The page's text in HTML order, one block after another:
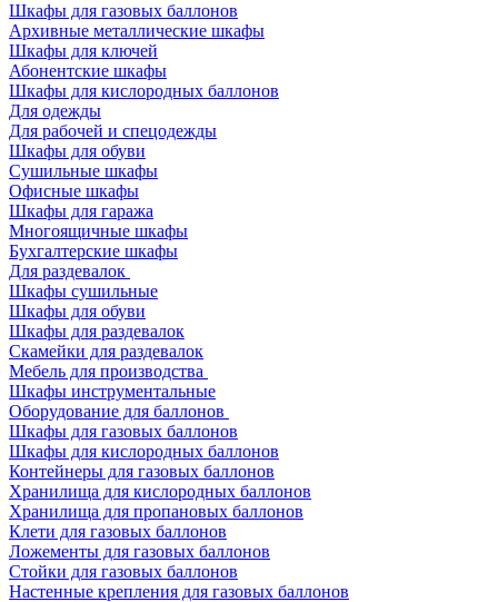
Шкафы для газовых баллонов
Архивные металлические шкафы
Шкафы для ключей
Абонентские шкафы
Шкафы для кислородных баллонов
Для одежды
Для рабочей и спецодежды
Шкафы для обуви
Сушильные шкафы
Офисные шкафы
Шкафы для гаража
Многоящичные шкафы
Бухгалтерские шкафы
Для раздевалок
Шкафы сушильные
Шкафы для обуви
Шкафы для раздевалок
Скамейки для раздевалок
Мебель для производства
Шкафы инструментальные
Оборудование для баллонов
Шкафы для газовых баллонов
Шкафы для кислородных баллонов
Контейнеры для газовых баллонов
Хранилища для кислородных баллонов
Хранилища для пропановых баллонов
Клети для газовых баллонов
Ложементы для газовых баллонов
Стойки для газовых баллонов
Настенные крепления для газовых баллонов